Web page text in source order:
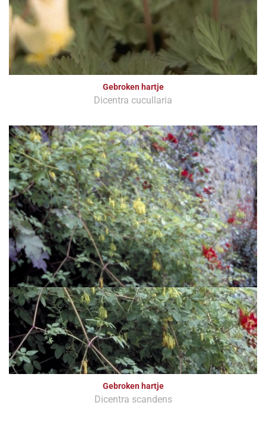
Gebroken hartje
Dicentra cucullaria
Gebroken hartje
Dicentra scandens